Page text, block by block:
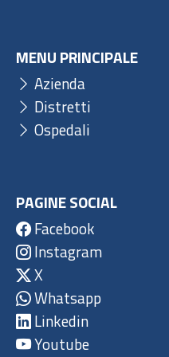
MENU PRINCIPALE
Azienda
Distretti
Ospedali
PAGINE SOCIAL
Facebook
Instagram
X
Whatsapp
Linkedin
Youtube